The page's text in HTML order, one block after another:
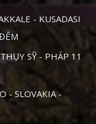
- KUSADASI
SỸ - PHÁP 11
- SLOVAKIA -